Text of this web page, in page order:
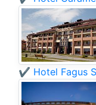
✔️ Hotel Fagus